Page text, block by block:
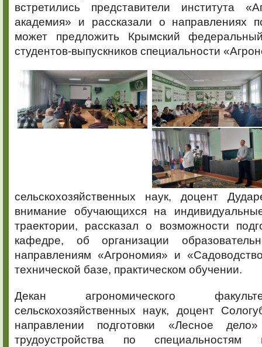
встретились представители института
академия» и рассказали о направлениях
может предложить Крымский
студентов-выпускников специальности
сельскохозяйственных наук, доцент
внимание обучающихся на
траектории, рассказал о возможности
кафедре, об организации
направлениям «Агрономия» и
технической базе, практическом обучении.
Декан агрономического
сельскохозяйственных наук, доцент
направлении подготовки «Лесное
трудоустройства по специальностям